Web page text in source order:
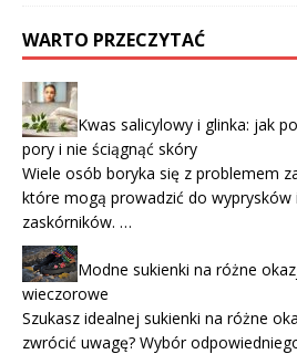
WARTO PRZECZYTAĆ
Kwas salicylowy i glinka: jak
pory i nie ściągnąć skóry
Wiele osób boryka się z problemem
które mogą prowadzić do wyprysków
zaskórników. …
Modne sukienki na różne
wieczorowe
Szukasz idealnej sukienki na różne
zwrócić uwagę? Wybór